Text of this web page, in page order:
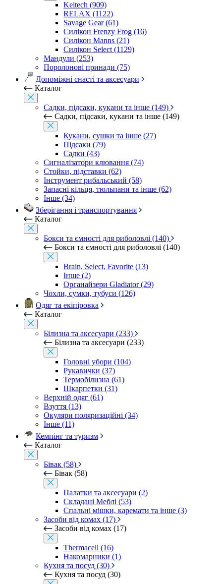
Keitech (909)
RELAX (1122)
Savage Gear (61)
Силікон Frenzy Frog (16)
Силікон Manns (21)
Силікон Select (1129)
Мандули (253)
Поролонові принади (75)
Допоміжні снасті та аксесуари
Каталог
Садки, підсаки, кукани та інше (149)
Садки, підсаки, кукани та інше (149)
Кукани, сушки та інше (27)
Підсаки (79)
Садки (43)
Сигналізатори клювання (74)
Стойки, підставки (62)
Інструмент рибальський (58)
Запасні кільця, тюльпани та інше (62)
Інше (34)
Зберігання і транспортування
Каталог
Бокси та ємності для риболовлі (140)
Бокси та ємності для риболовлі (140)
Brain, Select, Favorite (13)
Інше (2)
Органайзери Gladiator (29)
Чохли, сумки, тубуси (126)
Одяг та екіпіровка
Каталог
Білизна та аксесуари (233)
Білизна та аксесуари (233)
Головні убори (104)
Рукавички (37)
Термобілизна (61)
Шкарпетки (31)
Верхній одяг (61)
Взуття (13)
Окуляри поляризаційні (34)
Інше (11)
Кемпінг та туризм
Каталог
Бівак (58)
Бівак (58)
Палатки та аксесуари (2)
Складані Меблі (53)
Спальні мішки, каремати та інше (3)
Засоби від комах (17)
Засоби від комах (17)
Thermacell (16)
Накомарники (1)
Кухня та посуд (30)
Кухня та посуд (30)